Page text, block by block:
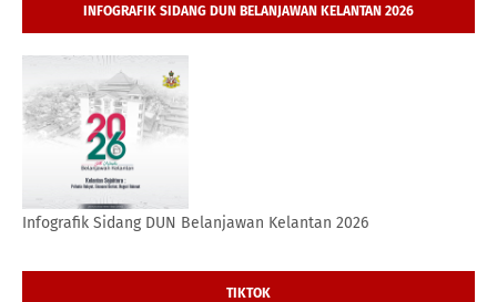
INFOGRAFIK SIDANG DUN BELANJAWAN KELANTAN 2026
Infografik Sidang DUN Belanjawan Kelantan 2026
TIKTOK